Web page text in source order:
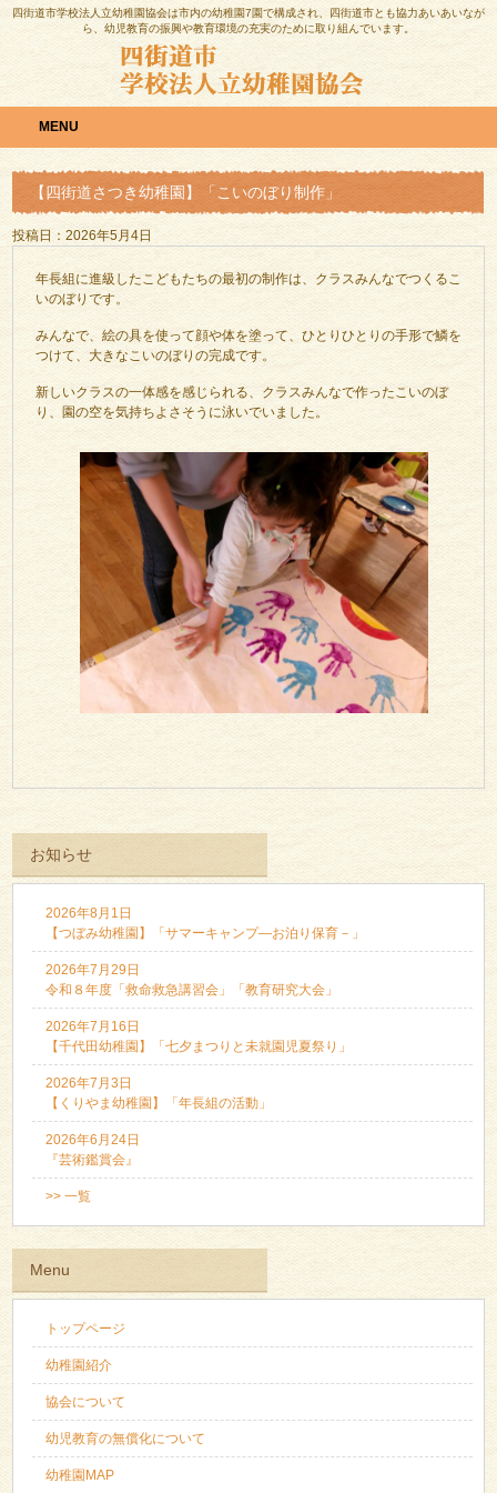
四街道市学校法人立幼稚園協会は市内の幼稚園7園で構成され、四街道市とも協力あいあいなが
ら、幼児教育の振興や教育環境の充実のために取り組んでいます。
MENU
【四街道さつき幼稚園】「こいのぼり制作」
投稿日：2026年5月4日
年長組に進級したこどもたちの最初の制作は、クラスみんなでつくるこ
いのぼりです。
みんなで、絵の具を使って顔や体を塗って、ひとりひとりの手形で鱗を
つけて、大きなこいのぼりの完成です。
新しいクラスの一体感を感じられる、クラスみんなで作ったこいのぼ
り、園の空を気持ちよさそうに泳いでいました。
お知らせ
2026年8月1日
【つぼみ幼稚園】「サマーキャンプ―お泊り保育－」
2026年7月29日
令和８年度「救命救急講習会」「教育研究大会」
2026年7月16日
【千代田幼稚園】「七夕まつりと未就園児夏祭り」
2026年7月3日
【くりやま幼稚園】「年長組の活動」
2026年6月24日
『芸術鑑賞会』
>> 一覧
Menu
トップページ
幼稚園紹介
協会について
幼児教育の無償化について
幼稚園MAP